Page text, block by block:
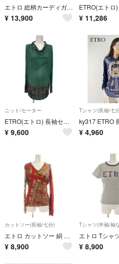
エトロ 総柄カーディガン 絹 シルク カシミヤ混 40 黒 ブラック 緑
¥ 13,900 ¥ 11,286
ニット/セーター
ETRO(エトロ) 長袖セーター サイズ48 XL レディース美品 - グリーン×白×マルチ
¥ 9,600
Tシャツ(長袖/七
¥ 4,960
カットソー(長袖/七分)
エトロ カットソー 絹 シルク カシミヤ混 44 赤 レッド 総柄 Vネック
¥ 8,900
Tシャツ(半袖/袖
¥ 8,900